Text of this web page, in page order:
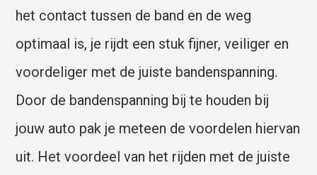
het contact tussen de band en de weg
optimaal is, je rijdt een stuk fijner, veiliger en
voordeliger met de juiste bandenspanning.
Door de bandenspanning bij te houden bij
jouw auto pak je meteen de voordelen hiervan
uit. Het voordeel van het rijden met de juiste